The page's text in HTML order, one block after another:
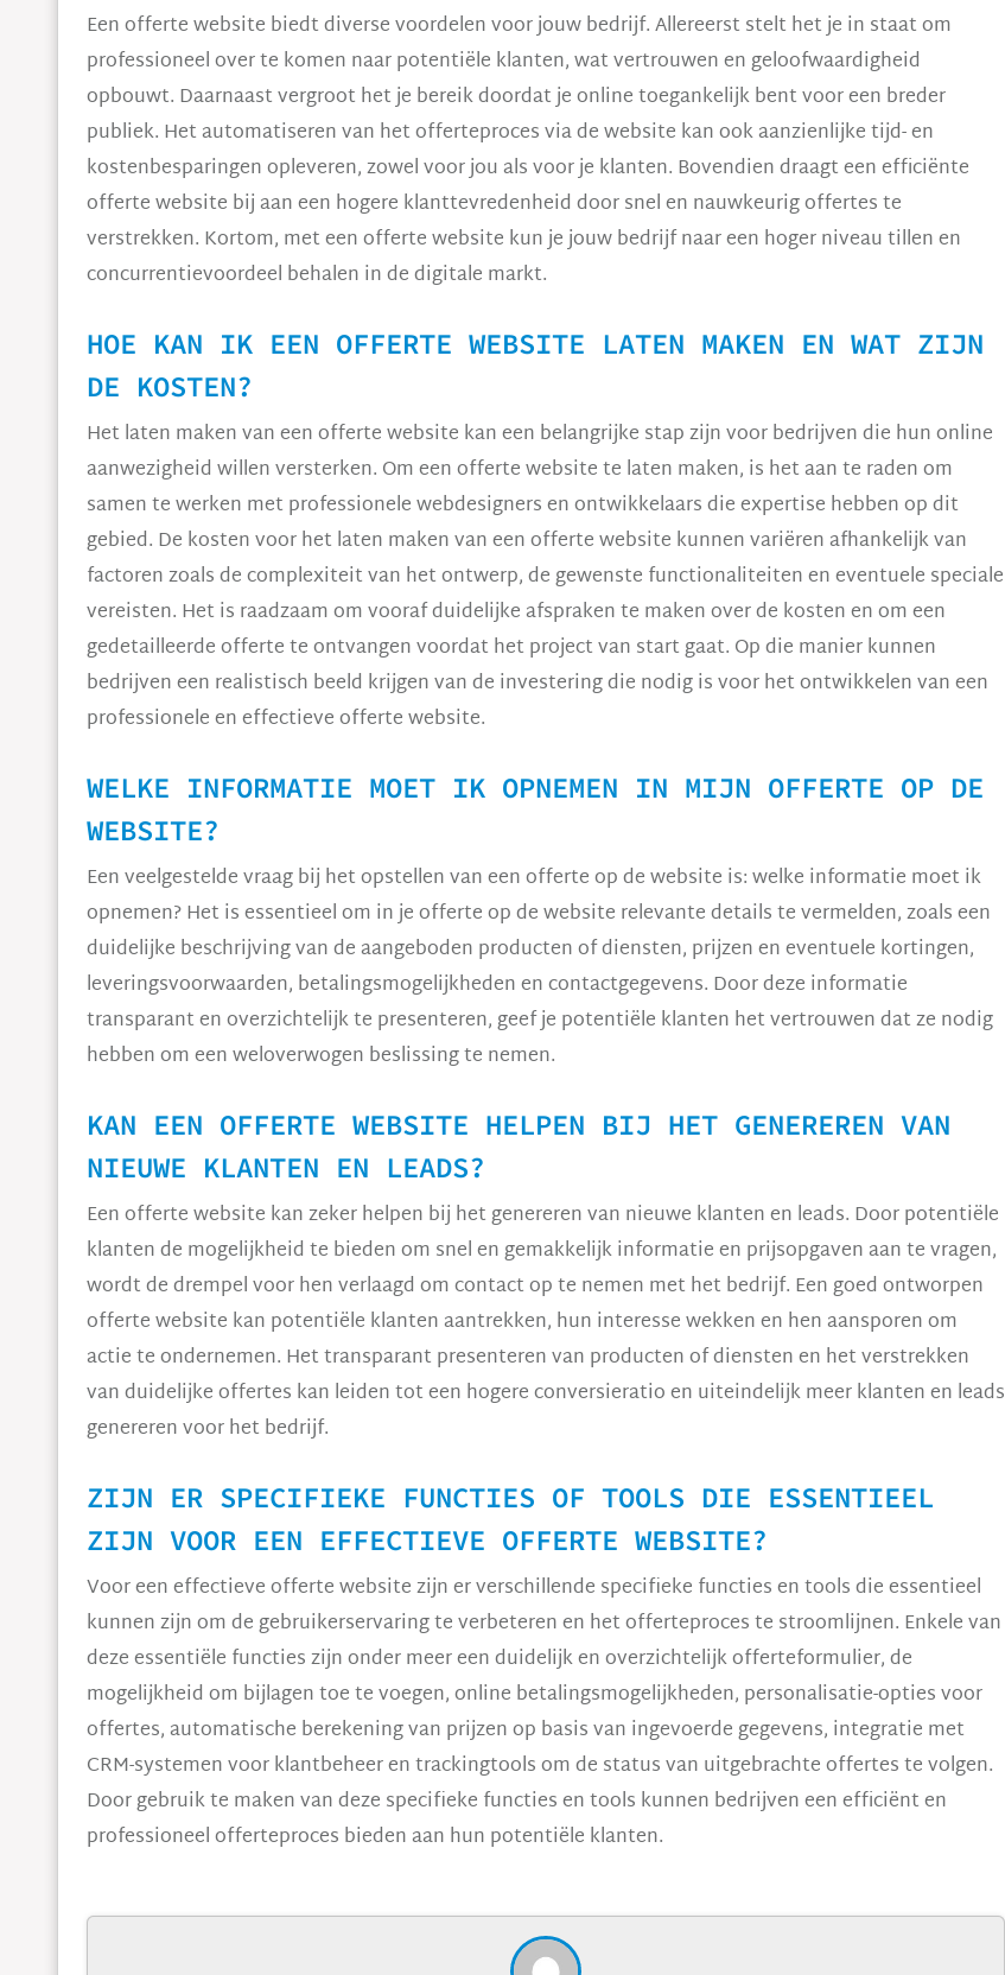
Een offerte website biedt diverse voordelen voor jouw bedrijf. Allereerst stelt het je in staat om
professioneel over te komen naar potentiële klanten, wat vertrouwen en geloofwaardigheid
opbouwt. Daarnaast vergroot het je bereik doordat je online toegankelijk bent voor een breder
publiek. Het automatiseren van het offerteproces via de website kan ook aanzienlijke tijd- en
kostenbesparingen opleveren, zowel voor jou als voor je klanten. Bovendien draagt een efficiënte
offerte website bij aan een hogere klanttevredenheid door snel en nauwkeurig offertes te
verstrekken. Kortom, met een offerte website kun je jouw bedrijf naar een hoger niveau tillen en
concurrentievoordeel behalen in de digitale markt.
HOE KAN IK EEN OFFERTE WEBSITE LATEN MAKEN EN WAT ZIJN
DE KOSTEN?
Het laten maken van een offerte website kan een belangrijke stap zijn voor bedrijven die hun online
aanwezigheid willen versterken. Om een offerte website te laten maken, is het aan te raden om
samen te werken met professionele webdesigners en ontwikkelaars die expertise hebben op dit
gebied. De kosten voor het laten maken van een offerte website kunnen variëren afhankelijk van
factoren zoals de complexiteit van het ontwerp, de gewenste functionaliteiten en eventuele speciale
vereisten. Het is raadzaam om vooraf duidelijke afspraken te maken over de kosten en om een
gedetailleerde offerte te ontvangen voordat het project van start gaat. Op die manier kunnen
bedrijven een realistisch beeld krijgen van de investering die nodig is voor het ontwikkelen van een
professionele en effectieve offerte website.
WELKE INFORMATIE MOET IK OPNEMEN IN MIJN OFFERTE OP DE
WEBSITE?
Een veelgestelde vraag bij het opstellen van een offerte op de website is: welke informatie moet ik
opnemen? Het is essentieel om in je offerte op de website relevante details te vermelden, zoals een
duidelijke beschrijving van de aangeboden producten of diensten, prijzen en eventuele kortingen,
leveringsvoorwaarden, betalingsmogelijkheden en contactgegevens. Door deze informatie
transparant en overzichtelijk te presenteren, geef je potentiële klanten het vertrouwen dat ze nodig
hebben om een weloverwogen beslissing te nemen.
KAN EEN OFFERTE WEBSITE HELPEN BIJ HET GENEREREN VAN
NIEUWE KLANTEN EN LEADS?
Een offerte website kan zeker helpen bij het genereren van nieuwe klanten en leads. Door potentiële
klanten de mogelijkheid te bieden om snel en gemakkelijk informatie en prijsopgaven aan te vragen,
wordt de drempel voor hen verlaagd om contact op te nemen met het bedrijf. Een goed ontworpen
offerte website kan potentiële klanten aantrekken, hun interesse wekken en hen aansporen om
actie te ondernemen. Het transparant presenteren van producten of diensten en het verstrekken
van duidelijke offertes kan leiden tot een hogere conversieratio en uiteindelijk meer klanten en leads
genereren voor het bedrijf.
ZIJN ER SPECIFIEKE FUNCTIES OF TOOLS DIE ESSENTIEEL
ZIJN VOOR EEN EFFECTIEVE OFFERTE WEBSITE?
Voor een effectieve offerte website zijn er verschillende specifieke functies en tools die essentieel
kunnen zijn om de gebruikerservaring te verbeteren en het offerteproces te stroomlijnen. Enkele van
deze essentiële functies zijn onder meer een duidelijk en overzichtelijk offerteformulier, de
mogelijkheid om bijlagen toe te voegen, online betalingsmogelijkheden, personalisatie-opties voor
offertes, automatische berekening van prijzen op basis van ingevoerde gegevens, integratie met
CRM-systemen voor klantbeheer en trackingtools om de status van uitgebrachte offertes te volgen.
Door gebruik te maken van deze specifieke functies en tools kunnen bedrijven een efficiënt en
professioneel offerteproces bieden aan hun potentiële klanten.